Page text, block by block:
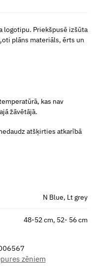
logotipu. Priekšpusē izšūta
plāns materiāls, ērts un
kas nav
žāvētājā.
atšķirties atkarībā
N Blue, Lt grey
48-52 cm, 52- 56 cm
zēniem